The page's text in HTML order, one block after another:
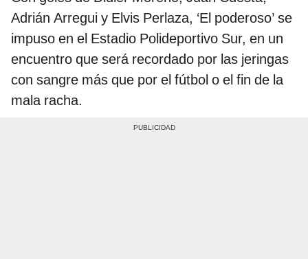
Adrián Arregui y Elvis Perlaza, ‘El poderoso’ se
impuso en el Estadio Polideportivo Sur, en un
encuentro que será recordado por las jeringas
con sangre más que por el fútbol o el fin de la
mala racha.